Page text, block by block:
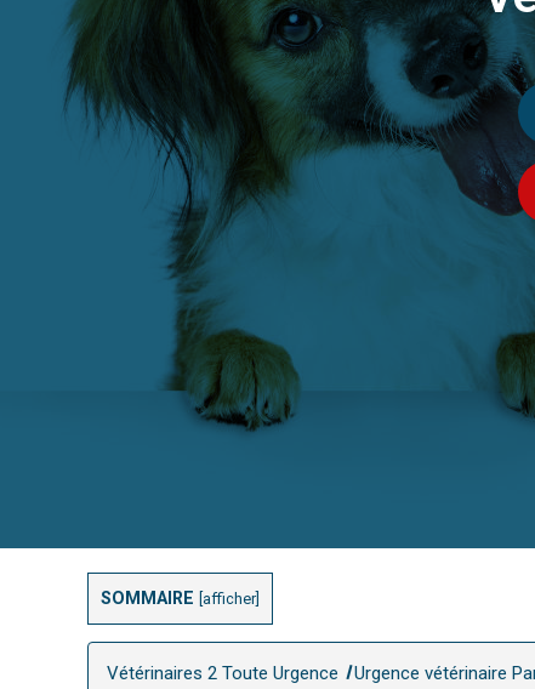
SOMMAIRE afficher
Vétérinaires 2 Toute Urgence Urgence vétérinaire